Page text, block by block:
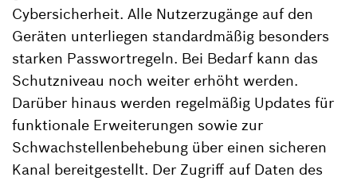
Cybersicherheit. Alle Nutzerzugänge auf den
Geräten unterliegen standardmäßig besonders
starken Passwortregeln. Bei Bedarf kann das
Schutzniveau noch weiter erhöht werden.
Darüber hinaus werden regelmäßig Updates für
funktionale Erweiterungen sowie zur
Schwachstellenbehebung über einen sicheren
Kanal bereitgestellt. Der Zugriff auf Daten des